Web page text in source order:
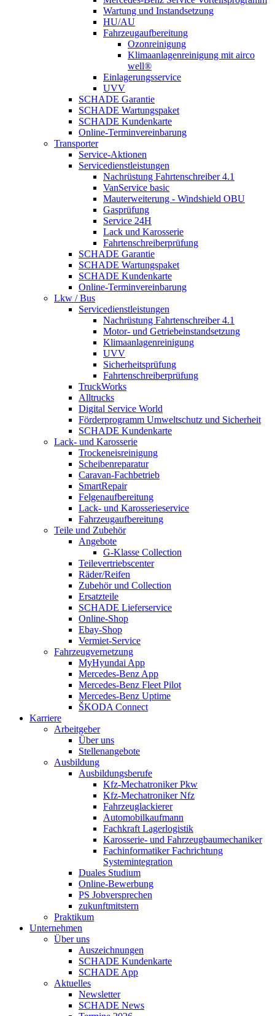
Wartung und Instandsetzung
HU/AU
Fahrzeugaufbereitung
Ozonreinigung
Klimaanlagenreinigung mit airco
well®
Einlagerungsservice
UVV
SCHADE Garantie
SCHADE Wartungspaket
SCHADE Kundenkarte
Online-Terminvereinbarung
Transporter
Service-Aktionen
Servicedienstleistungen
Nachrüstung Fahrtenschreiber 4.1
VanService basic
Mauterweiterung - Windshield OBU
Gasprüfung
Service 24H
Lack und Karosserie
Fahrtenschreiberprüfung
SCHADE Garantie
SCHADE Wartungspaket
SCHADE Kundenkarte
Online-Terminvereinbarung
Lkw / Bus
Servicedienstleistungen
Nachrüstung Fahrtenschreiber 4.1
Motor- und Getriebeinstandsetzung
Klimaanlagenreinigung
UVV
Sicherheitsprüfung
Fahrtenschreiberprüfung
TruckWorks
Alltrucks
Digital Service World
Förderprogramm Umweltschutz und Sicherheit
SCHADE Kundenkarte
Lack- und Karosserie
Trockeneisreinigung
Scheibenreparatur
Caravan-Fachbetrieb
SmartRepair
Felgenaufbereitung
Lack- und Karosserieservice
Fahrzeugaufbereitung
Teile und Zubehör
Angebote
G-Klasse Collection
Teilevertriebscenter
Räder/Reifen
Zubehör und Collection
Ersatzteile
SCHADE Lieferservice
Online-Shop
Ebay-Shop
Vermiet-Service
Fahrzeugvernetzung
MyHyundai App
Mercedes-Benz App
Mercedes-Benz Fleet Pilot
Mercedes-Benz Uptime
ŠKODA Connect
Karriere
Arbeitgeber
Über uns
Stellenangebote
Ausbildung
Ausbildungsberufe
Kfz-Mechatroniker Pkw
Kfz-Mechatroniker Nfz
Fahrzeuglackierer
Automobilkaufmann
Fachkraft Lagerlogistik
Karosserie- und Fahrzeugbaumechaniker
Fachinformatiker Fachrichtung
Systemintegration
Duales Studium
Online-Bewerbung
PS Jobversprechen
zukunftmitstern
Praktikum
Unternehmen
Über uns
Auszeichnungen
SCHADE Kundenkarte
SCHADE App
Aktuelles
Newsletter
SCHADE News